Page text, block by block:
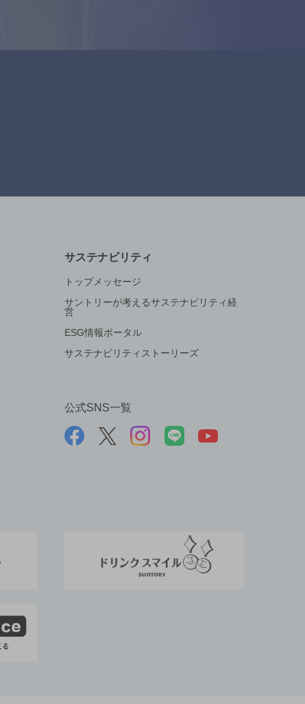
サステナビリティ
トップメッセージ
サントリーが考えるサステナビリティ経
営
ESG情報ポータル
サステナビリティストーリーズ
公式SNS一覧